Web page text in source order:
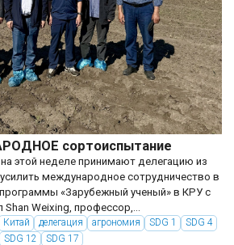
сортоиспытание
этой неделе принимают делегацию из
международное сотрудничество в
«Зарубежный ученый» в КРУ с
Weixing, профессор,...
Китай делегация агрономия SDG 1
SDG 4
SDG 12 SDG 17